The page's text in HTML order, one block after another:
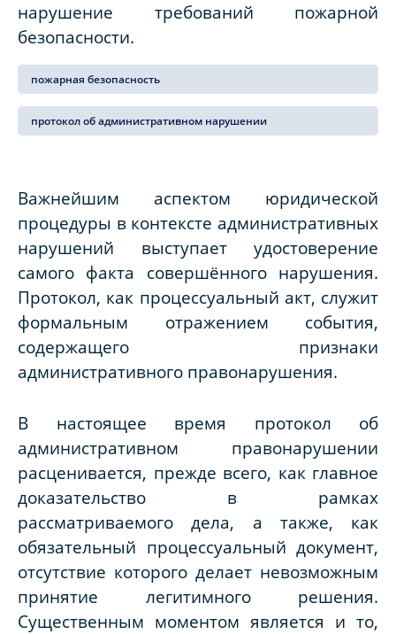
нарушение требований пожарной
безопасности.
пожарная безопасность
протокол об административном нарушении
Важнейшим аспектом юридической
процедуры в контексте административных
нарушений выступает удостоверение
самого факта совершённого нарушения.
Протокол, как процессуальный акт, служит
формальным отражением события,
содержащего признаки
административного правонарушения.
В настоящее время протокол об
административном правонарушении
расценивается, прежде всего, как главное
доказательство в рамках
рассматриваемого дела, а также, как
обязательный процессуальный документ,
отсутствие которого делает невозможным
принятие легитимного решения.
Существенным моментом является и то,